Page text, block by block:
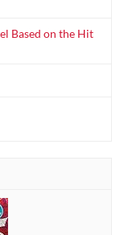
Based on the Hit